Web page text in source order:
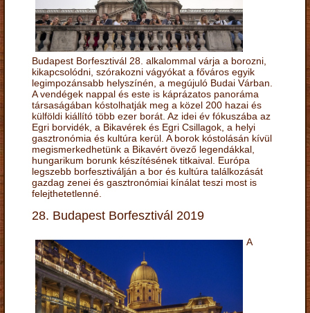
Budapest Borfesztivál 28. alkalommal várja a borozni,
kikapcsolódni, szórakozni vágyókat a főváros egyik
legimpozánsabb helyszínén, a megújuló Budai Várban.
A vendégek nappal és este is káprázatos panoráma
társaságában kóstolhatják meg a közel 200 hazai és
külföldi kiállító több ezer borát. Az idei év fókuszába az
Egri borvidék, a Bikavérek és Egri Csillagok, a helyi
gasztronómia és kultúra kerül. A borok kóstolásán kívül
megismerkedhetünk a Bikavért övező legendákkal,
hungarikum borunk készítésének titkaival. Európa
legszebb borfesztiválján a bor és kultúra találkozását
gazdag zenei és gasztronómiai kínálat teszi most is
felejthetetlenné.
28. Budapest Borfesztivál 2019
A